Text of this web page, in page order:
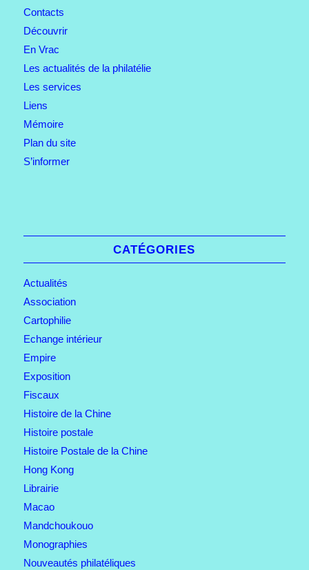
Contacts
Découvrir
En Vrac
Les actualités de la philatélie
Les services
Liens
Mémoire
Plan du site
S’informer
CATÉGORIES
Actualités
Association
Cartophilie
Echange intérieur
Empire
Exposition
Fiscaux
Histoire de la Chine
Histoire postale
Histoire Postale de la Chine
Hong Kong
Librairie
Macao
Mandchoukouo
Monographies
Nouveautés philatéliques